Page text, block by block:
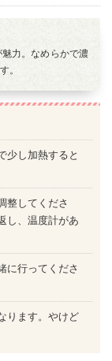
力。なめらかで濃
。
少し加熱すると
整してくださ
し、温度計があ
に行ってくださ
ります。やけど